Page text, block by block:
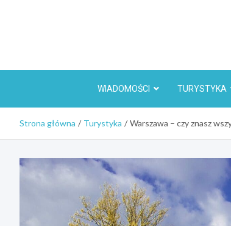
WIADOMOŚCI TURYSTYKA
Strona główna Turystyka Warszawa – czy znasz